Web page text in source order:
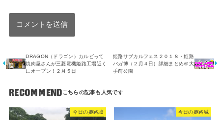
DRAGON（ドラゴン）カルビって
焼肉屋さんが三菱電機姫路工場近く
にオープン！２月５日
姫路サブカルフェス２０１８・姫路
バガ博（２月４日）詳細まとめ＠大
手前公園
RECOMMEND
今日の姫路城 今日の姫路城